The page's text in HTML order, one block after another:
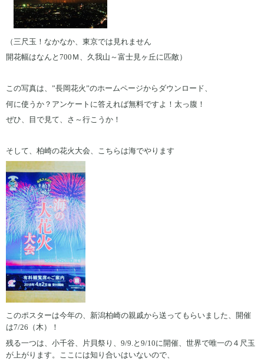
（三尺玉！なかなか、東京では見れません
開花幅はなんと700Ｍ、久我山～富士見ヶ丘に匹敵）
この写真は、”長岡花火”のホームページからダウンロード、
何に使うか？アンケートに答えれば無料ですよ！太っ腹！
ぜひ、目で見て、さ～行こうか！
そして、柏崎の花火大会、こちらは海でやります
このポスターは今年の、新潟柏崎の親戚から送ってもらいました、開催
は7/26（木）！
残る一つは、小千谷、片貝祭り、9/9.と9/10に開催、世界で唯一の４尺玉
が上がります。ここには知り合いはいないので、